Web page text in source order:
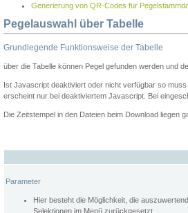
Generierung von QR-Codes für
Pegelauswahl über Tabelle
Grundlegende Funktionsweise der Tabelle
über die Tabelle können Pegel gefunden werden und
Ist Javascript deaktiviert oder nicht verfügbar so
erscheint nur bei deaktiviertem Javascript. Bei
Die Zeitstempel in den Dateien beim Download liegen
Parameter
Hier besteht die Möglichkeit, die
Selektionen im Menü zurückgesetzt.